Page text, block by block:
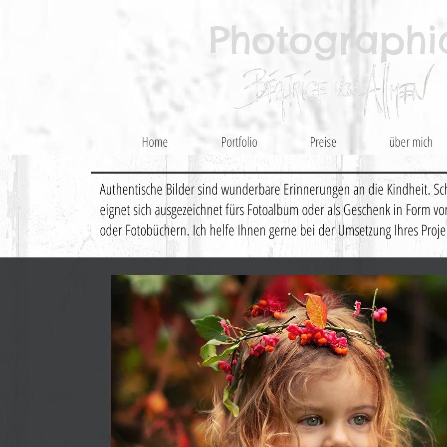
Home Portfolio Preise über mich
Authentische Bilder sind wunderbare Erinnerungen an die Kindheit.
eignet sich ausgezeichnet fürs Fotoalbum oder als Geschenk in Form
oder Fotobüchern. Ich helfe Ihnen gerne bei der Umsetzung Ihres